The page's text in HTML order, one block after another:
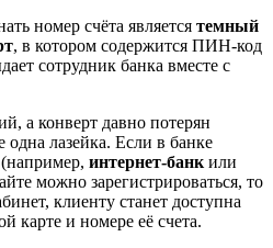
номер счёта является темный
, в котором содержится ПИН-код
сотрудник банка вместе с
а конверт давно потерян
лазейка. Если в банке
интернет-банкили
можно зарегистрироваться, то
клиенту станет доступна
карте и номере её счета.